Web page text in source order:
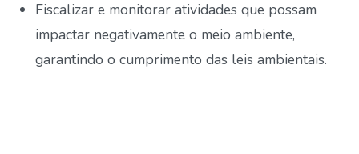
Fiscalizar e monitorar atividades que possam
impactar negativamente o meio ambiente,
garantindo o cumprimento das leis ambientais.